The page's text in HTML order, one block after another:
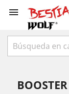

BOOSTER